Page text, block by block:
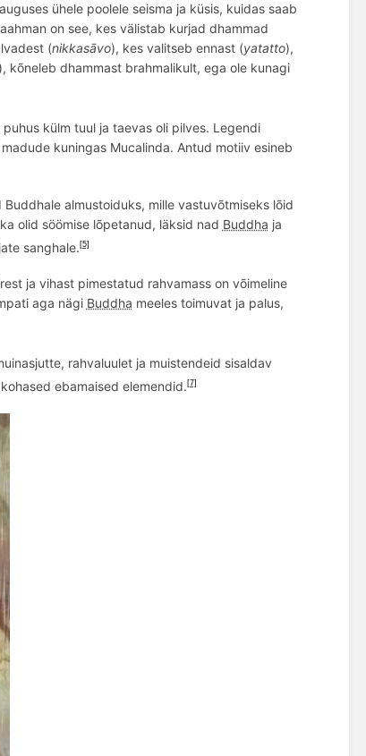
ühele poolele seisma ja küsis, kuidas saab
on see, kes välistab kurjad dhammad
(nikkasāvo), kes valitseb ennast (yatatto),
kõneleb dhammast brahmalikult, ega ole kunagi
külm tuul ja taevas oli pilves. Legendi
kuningas Mucalinda. Antud motiiv esineb
almustoiduks, mille vastuvõtmiseks lõid
olid söömise lõpetanud, läksid nad Buddha ja
sanghale. [5]
ja vihast pimestatud rahvamass on võimeline
aga nägi Buddha meeles toimuvat ja palus,
rahvaluulet ja muistendeid sisaldav
ebamaised elemendid. [7]